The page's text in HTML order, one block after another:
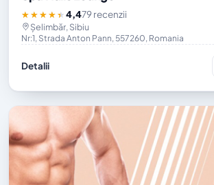
★★★★★4,479 recenzii
Șelimbăr, Sibiu
Nr:1, Strada Anton Pann, 557260, Romania
Detalii